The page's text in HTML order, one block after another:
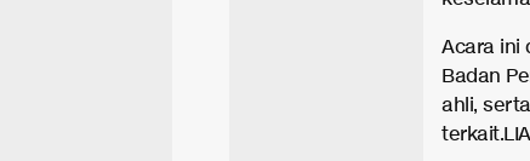
Acara ini
Badan
ahli,
terkait.LIA